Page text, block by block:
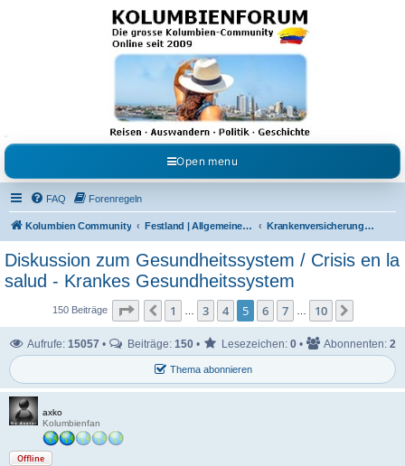
Kolumbienforum - Das
grosse Forum der
Freunde Kolumbiens
Reisen, Auswandern, Kultur, Politik, Geschichte und Visum in Kolumbien und Venezuela.
Austausch, Erfahrungen und Gemeinschaft im Kolumbienforum
Open menu
FAQ Forenregeln
Kolumbien Community Festland | Allgemeine Fragen Krankenversicherung [EPS/IPS] / Rente
Diskussion zum Gesundheitssystem / Crisis en la
salud - Krankes Gesundheitssystem
150 Beiträge Seite von 10
Vorherige
1 … 3 4 5 6 7 … 10
Thema abonnieren
Aufrufe: 15057 • Beiträge: 150 • Lesezeichen: 0 • Abonnenten: 2
axko
Kolumbienfan
Offline